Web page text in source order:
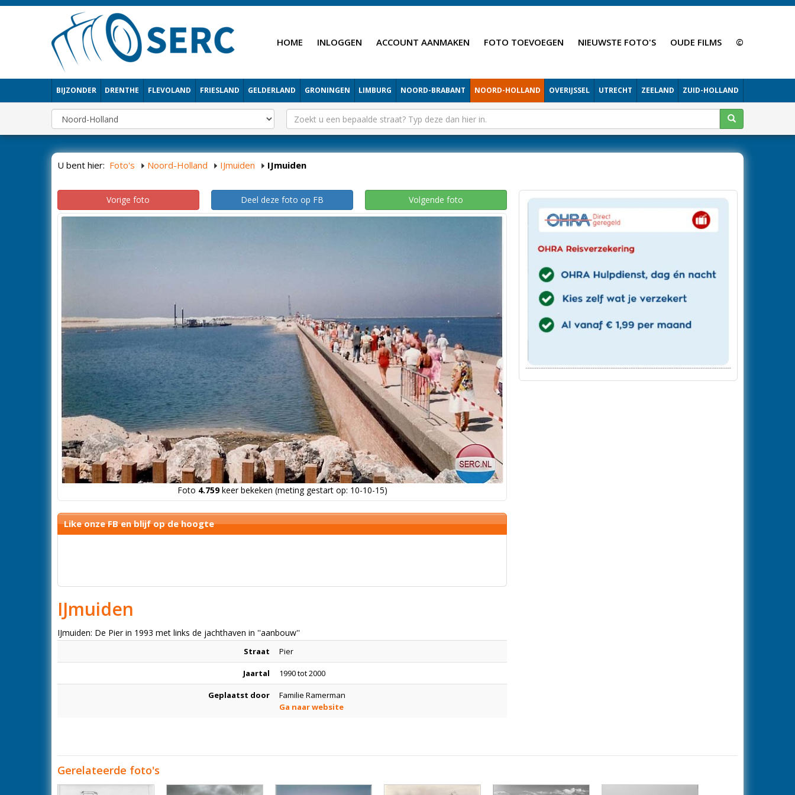
HOME INLOGGEN ACCOUNT AANMAKEN FOTO TOEVOEGEN NIEUWSTE FOTO'S OUDE FILMS ©
BIJZONDER DRENTHE FLEVOLAND FRIESLAND GELDERLAND GRONINGEN LIMBURG NOORD-BRABANT NOORD-HOLLAND OVERIJSSEL UTRECHT ZEELAND ZUID-HOLLAND
U bent hier: Foto's Noord-Holland IJmuiden IJmuiden
Vorige foto Deel deze foto op FB Volgende foto
Foto 4.759keer bekeken (meting gestart op: 10-10-15)
Like onze FB en blijf op de hoogte
IJmuiden
IJmuiden: De Pier in 1993 met links de jachthaven in ''aanbouw''
Straat Pier
Jaartal 1990 tot 2000
Geplaatst door
Familie Ramerman
Ga naar website
Gerelateerde foto's